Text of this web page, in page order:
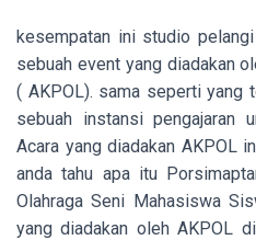
kesempatan ini studio
sebuah event yang diadakan
( AKPOL). sama seperti yang
sebuah instansi pengajaran
Acara yang diadakan AKPOL
anda tahu apa itu
Olahraga Seni Mahasiswa
yang diadakan oleh AKPOL